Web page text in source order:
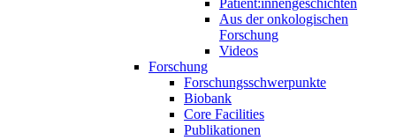
Patient:innengeschichten
Aus der onkologischen
Forschung
Videos
Forschung
Forschungsschwerpunkte
Biobank
Core Facilities
Publikationen